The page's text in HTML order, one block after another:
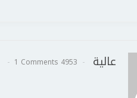
عالية 4953 Posts
1 Comments